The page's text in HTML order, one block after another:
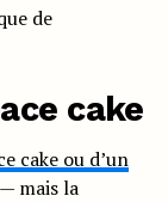
de
cake
cake ou d’un
mais la